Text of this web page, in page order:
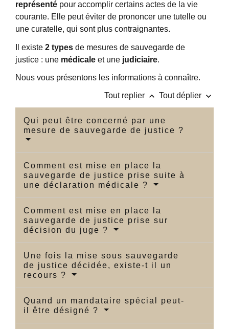
représenté pour accomplir certains actes de la vie
courante. Elle peut éviter de prononcer une tutelle ou
une curatelle, qui sont plus contraignantes.
Il existe 2 types de mesures de sauvegarde de
justice : une médicale et une judiciaire.
Nous vous présentons les informations à connaître.
Tout replier keyboard_arrow_up Tout déplier keyboard_arrow_down
Qui peut être concerné par une
mesure de sauvegarde de justice ?
Comment est mise en place la
sauvegarde de justice prise suite à
une déclaration médicale ?
Comment est mise en place la
sauvegarde de justice prise sur
décision du juge ?
Une fois la mise sous sauvegarde
de justice décidée, existe-t il un
recours ?
Quand un mandataire spécial peut-
il être désigné ?